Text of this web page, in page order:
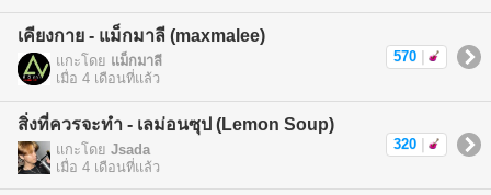
เคียงกาย - แม็กมาลี (maxmalee)
แกะโดย แม็กมาลี
เมื่อ 4 เดือนที่แล้ว
570
สิ่งที่ควรจะทำ - เลม่อนซุป (Lemon Soup)
แกะโดย Jsada
เมื่อ 4 เดือนที่แล้ว
320